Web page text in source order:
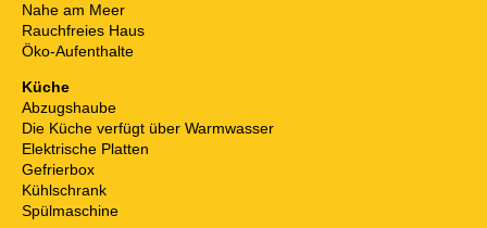
Nahe am Meer
Rauchfreies Haus
Öko-Aufenthalte
Küche
Abzugshaube
Die Küche verfügt über Warmwasser
Elektrische Platten
Gefrierbox
Kühlschrank
Spülmaschine